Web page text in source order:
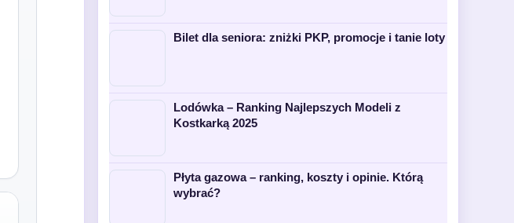
Bilet dla seniora: zniżki PKP, promocje i tanie loty
Lodówka – Ranking Najlepszych Modeli z
Kostkarką 2025
Płyta gazowa – ranking, koszty i opinie. Którą
wybrać?